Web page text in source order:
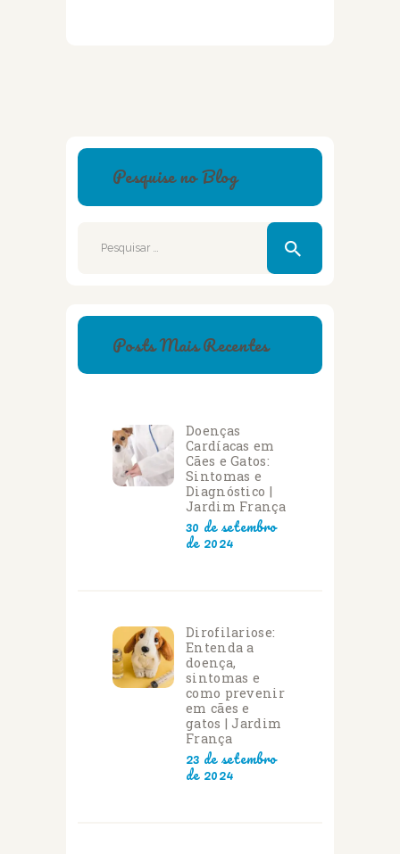
Pesquise no Blog
Posts Mais Recentes
Doenças
Cardíacas em
Cães e Gatos:
Sintomas e
Diagnóstico |
Jardim França
30 de setembro
de 2024
Dirofilariose:
Entenda a
doença,
sintomas e
como prevenir
em cães e
gatos | Jardim
França
23 de setembro
de 2024